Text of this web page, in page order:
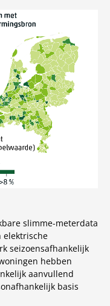
slimme-meterdata
elektrische
seizoensafhankelijk
hebben
aanvullend
basis